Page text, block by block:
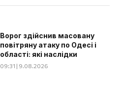
Ворог здійснив масовану
повітряну атаку по Одесі і
області: які наслідки
09:31 | 9.08.2026